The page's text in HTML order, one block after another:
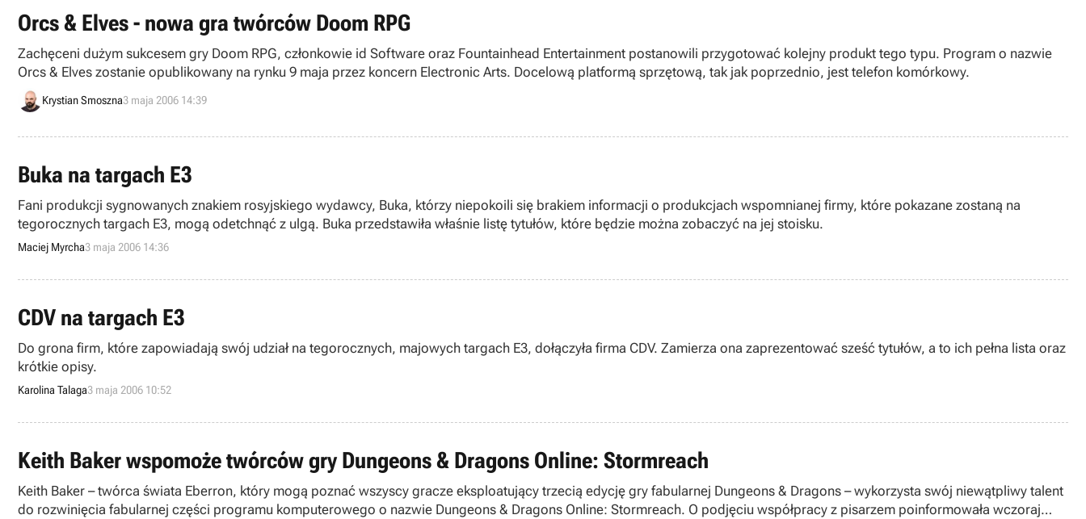
Orcs & Elves - nowa gra twórców Doom RPG
Zachęceni dużym sukcesem gry Doom RPG, członkowie id Software oraz Fountainhead Entertainment postanowili przygotować kolejny produkt tego typu. Program o nazwie
Orcs & Elves zostanie opublikowany na rynku 9 maja przez koncern Electronic Arts. Docelową platformą sprzętową, tak jak poprzednio, jest telefon komórkowy.
Krystian Smoszna3 maja 2006 14:39
Buka na targach E3
Fani produkcji sygnowanych znakiem rosyjskiego wydawcy, Buka, którzy niepokoili się brakiem informacji o produkcjach wspomnianej firmy, które pokazane zostaną na
tegorocznych targach E3, mogą odetchnąć z ulgą. Buka przedstawiła właśnie listę tytułów, które będzie można zobaczyć na jej stoisku.
Maciej Myrcha3 maja 2006 14:36
CDV na targach E3
Do grona firm, które zapowiadają swój udział na tegorocznych, majowych targach E3, dołączyła firma CDV. Zamierza ona zaprezentować sześć tytułów, a to ich pełna lista oraz
krótkie opisy.
Karolina Talaga3 maja 2006 10:52
Keith Baker wspomoże twórców gry Dungeons & Dragons Online: Stormreach
Keith Baker – twórca świata Eberron, który mogą poznać wszyscy gracze eksploatujący trzecią edycję gry fabularnej Dungeons & Dragons – wykorzysta swój niewątpliwy talent
do rozwinięcia fabularnej części programu komputerowego o nazwie Dungeons & Dragons Online: Stormreach. O podjęciu współpracy z pisarzem poinformowała wczoraj